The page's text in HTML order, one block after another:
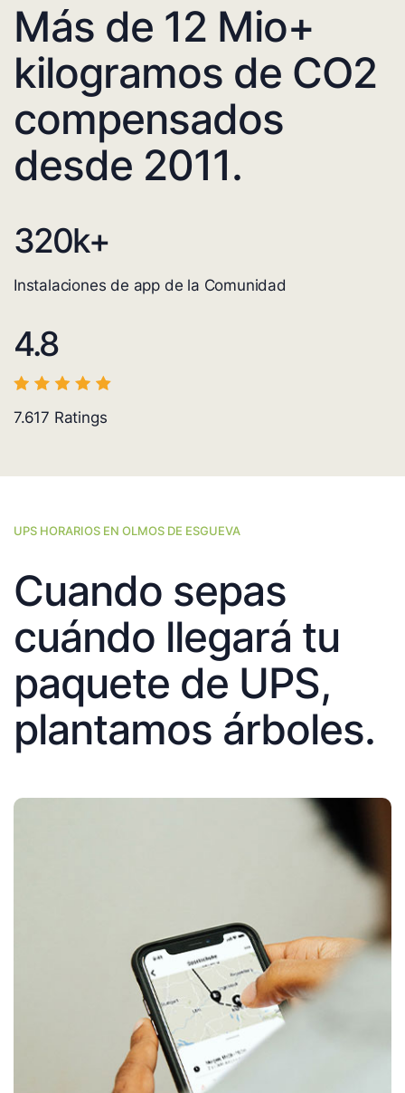
Más de 12 Mio+
kilogramos de CO2
compensados
desde 2011.
320k+
Instalaciones de app de la Comunidad
4.8
7.617 Ratings
UPS HORARIOS EN OLMOS DE ESGUEVA
Cuando sepas
cuándo llegará tu
paquete de UPS,
plantamos árboles.